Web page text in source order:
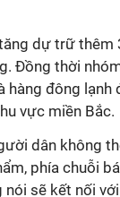
dự trữ thêm
Đồng thời
hàng đông lạnh
vực miền Bắc.
dân không
phía chuỗi
nói sẽ kết nối